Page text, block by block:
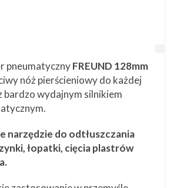
pneumatycznyFREUND 128mm
nóż pierścieniowy do każdej
bardzo wydajnym silnikiem
narzędzie do odtłuszczania
łopatki, cięcia plastrów